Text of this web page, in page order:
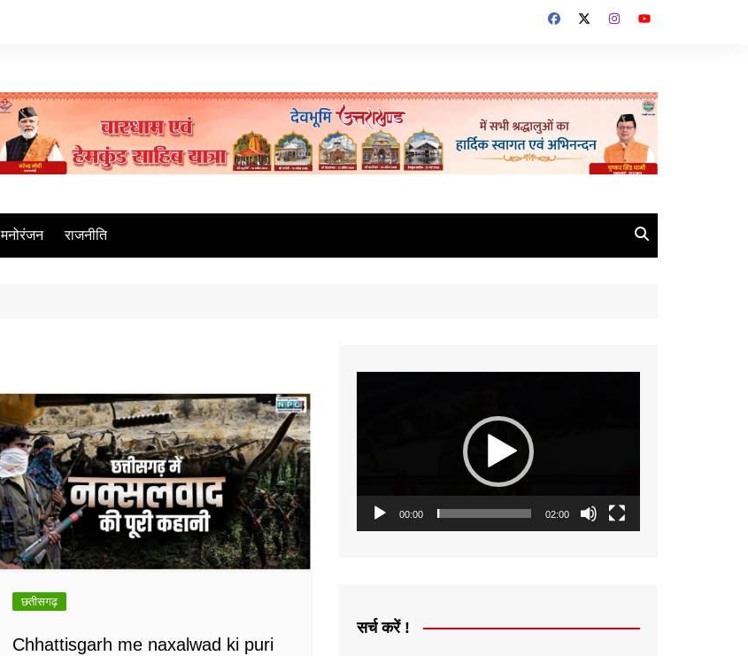
मनोरंजन राजनीति
छतीसगढ़
Chhattisgarh me naxalwad ki puri
00:00 02:00
सर्च करें !